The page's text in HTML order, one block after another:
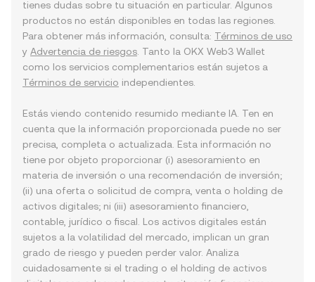
tienes dudas sobre tu situación en particular. Algunos
productos no están disponibles en todas las regiones.
Para obtener más información, consulta: Términos de uso
y Advertencia de riesgos . Tanto la OKX Web3 Wallet
como los servicios complementarios están sujetos a
Términos de servicio independientes.
Estás viendo contenido resumido mediante IA. Ten en
cuenta que la información proporcionada puede no ser
precisa, completa o actualizada. Esta información no
tiene por objeto proporcionar (i) asesoramiento en
materia de inversión o una recomendación de inversión;
(ii) una oferta o solicitud de compra, venta o holding de
activos digitales; ni (iii) asesoramiento financiero,
contable, jurídico o fiscal. Los activos digitales están
sujetos a la volatilidad del mercado, implican un gran
grado de riesgo y pueden perder valor. Analiza
cuidadosamente si el trading o el holding de activos